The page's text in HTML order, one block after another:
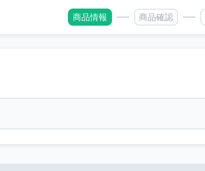
商品情報 商品確認